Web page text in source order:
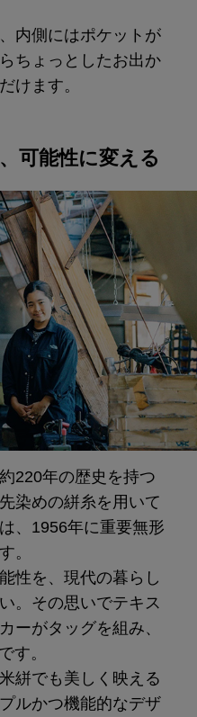
内側にはポケットが
ちょっとしたお出か
けます。
可能性に変える
220年の歴史を持つ
染めの絣糸を用いて
、1956年に重要無形
。
性を、現代の暮らし
。その思いでテキス
ーがタッグを組み、
す。
絣でも美しく映える
ルかつ機能的なデザ